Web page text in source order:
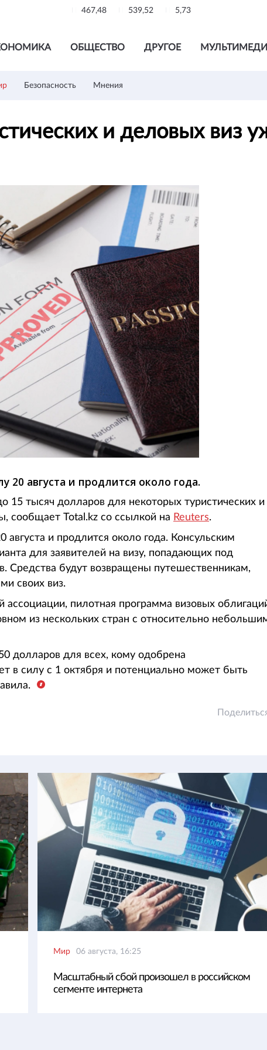
467,48 539,52 5,73
ОБЩЕСТВО ДРУГОЕ
Безопасность Мнения
и деловых виз
20 августа и продлится около года.
15 тысяч долларов для некоторых туристических и
сообщает Total.kz cо ссылкой на Reuters.
августа и продлится около года. Консульским
для заявителей на визу, попадающих под
Средства будут возвращены путешественникам,
своих виз.
ассоциации, пилотная программа визовых
из нескольких стран с относительно
долларов для всех, кому одобрена
в силу с 1 октября и потенциально может быть
Мир 06 августа, 16:25
Масштабный сбой произошел в российском
сегменте интернета